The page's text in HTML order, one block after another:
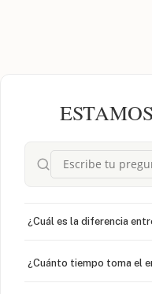
¿Cuál es la diferencia
¿Cuánto tiempo toma el